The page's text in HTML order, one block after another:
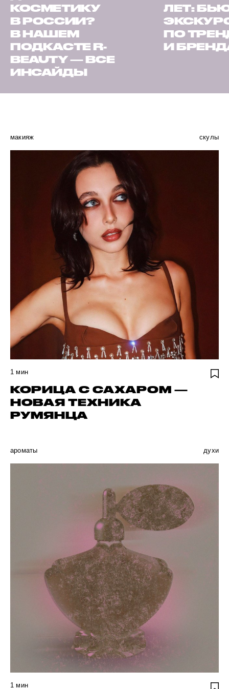
КОСМЕТИКУ
В РОССИИ?
В НАШЕМ
ПОДКАСТЕ R-
BEAUTY — ВСЕ
ИНСАЙДЫ
ЛЕТ:
ПО
И
макияж скулы
1 мин
КОРИЦА С САХАРОМ —
НОВАЯ ТЕХНИКА
РУМЯНЦА
ароматы духи
1 мин